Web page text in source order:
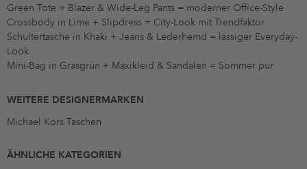
Green Tote + Blazer & Wide-Leg Pants = moderner Office-Style
Crossbody in Lime + Slipdress = City-Look mit Trendfaktor
Schultertasche in Khaki + Jeans & Lederhemd = lässiger Everyday-
Look
Mini-Bag in Grasgrün + Maxikleid & Sandalen = Sommer pur
WEITERE DESIGNERMARKEN
Michael Kors Taschen
ÄHNLICHE KATEGORIEN